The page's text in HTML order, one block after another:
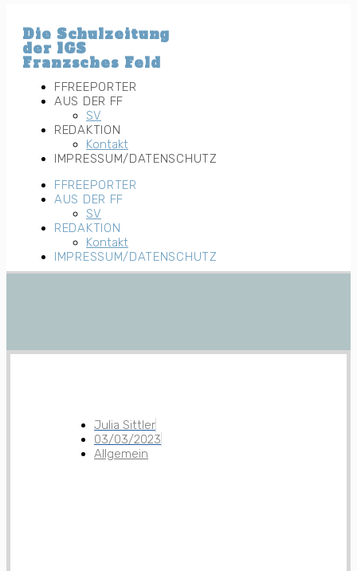
Inhalt
wechseln
Die Schulzeitung
der IGS
Franzsches Feld
FFREEPORTER
AUS DER FF
SV
REDAKTION
Kontakt
IMPRESSUM/DATENSCHUTZ
FFREEPORTER
AUS DER FF
SV
REDAKTION
Kontakt
IMPRESSUM/DATENSCHUTZ
Julia Sittler
03/03/2023
Allgemein